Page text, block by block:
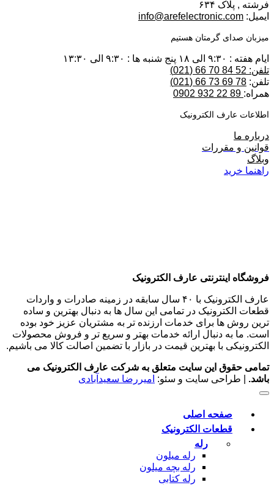
فرشته , پلاک ۶۳۴
ایمیل: info@arefelectronic.com
میزبان صدای گرمتان هستیم
ایام هفته : ۹:۳۰ الی ۱۸ پنج شنبه ها : ۹:۳۰ الی ۱۳:۳۰
تلفن: 52 84 70 66 (021)
تلفن: 78 69 73 66 (021)
همراه:
اطلاعات عارف الکترونیک
درباره ما
قوانین و مقررات
وبلاگ
راهنما خرید
فروشگاه اینترنتی عارف الکترونیک
عارف الکترونیک با ۴۰ سال سابقه در زمینه صادرات و واردات
قطعات الکترونیک در تمامی این سال ها به دنبال بهترین و ساده
ترین روش ها برای خدمات ارزنده تر به مشتریان عزیز خود بوده
است. ما به دنبال ارائه خدمات بهتر و سریع تر و فروش محصولات
الکترونیکی با بهترین قیمت در بازار با تضمین اصالت کالا می باشیم.
تمامی حقوق این سایت متعلق به شرکت عارف الکترونیک می
باشد. | طراحی سایت و سئو: امیررضا سعیدآبادی
صفحه اصلی
قطعات الکترونیک
رله
رله میلون
رله بچه میلون
رله کتابی